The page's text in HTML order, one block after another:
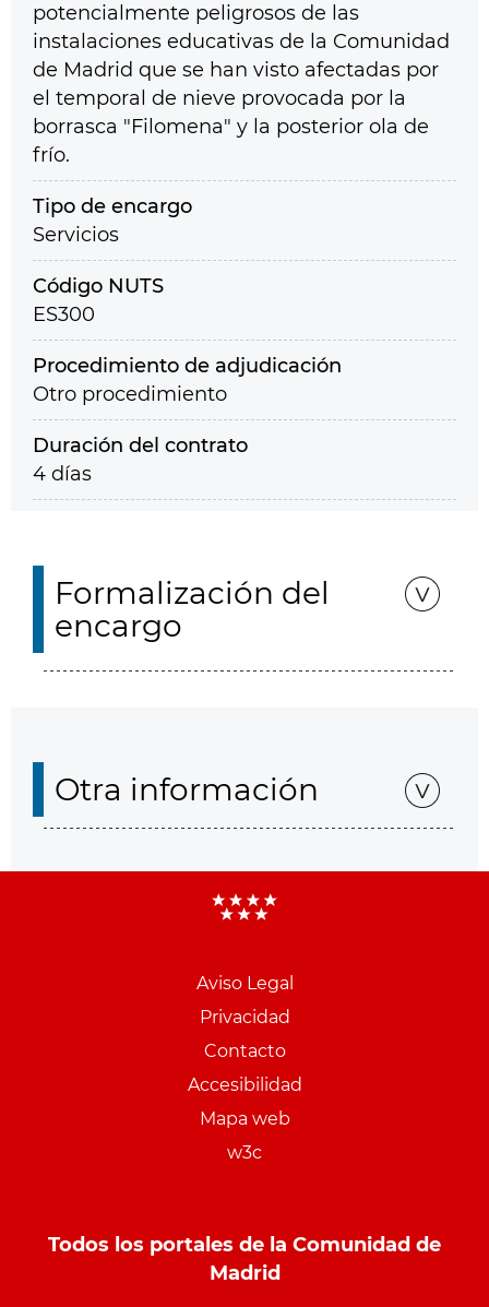
potencialmente peligrosos de las
instalaciones educativas de la Comunidad
de Madrid que se han visto afectadas por
el temporal de nieve provocada por la
borrasca "Filomena" y la posterior ola de
frío.
Tipo de encargo
Servicios
Código NUTS
ES300
Procedimiento de adjudicación
Otro procedimiento
Duración del contrato
4 días
Formalización del
encargo
Otra información
Aviso Legal
Privacidad
Contacto
Accesibilidad
Mapa web
w3c
Todos los portales de la Comunidad de
Madrid